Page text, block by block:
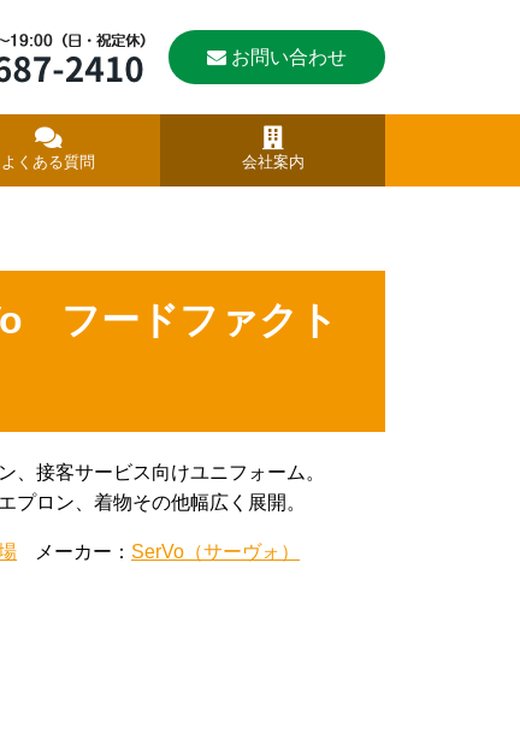
お問い合わせ
よくある質問 会社案内
フードファクト
、接客サービス向けユニフォーム。
プロン、着物その他幅広く展開。
メーカー： SerVo（サーヴォ）